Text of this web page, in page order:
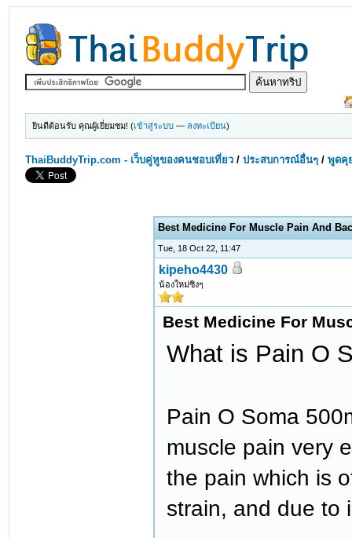
ยินดีต้อนรับ คุณผู้เยี่ยมชม! (เข้าสู่ระบบ — ลงทะเบียน)
ThaiBuddyTrip.com - เว็บคู่หูของคนชอบเที่ยว /ประสบการณ์อื่นๆ /พูดคุ
Best Medicine For Muscle Pain And
Tue, 18 Oct 22, 11:47
kipeho4430
น้องใหม่ซิงๆ
Best Medicine For
What is Pain O
Pain O Soma
muscle pain very
the pain which is
strain, and due to